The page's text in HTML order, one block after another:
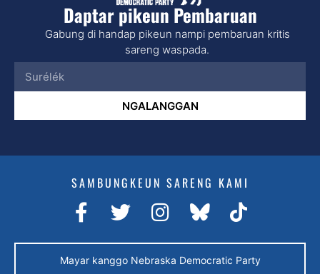
Daptar pikeun Pembaruan
Gabung di handap pikeun nampi pembaruan kritis
sareng waspada.
NGALANGGAN
SAMBUNGKEUN SARENG KAMI
Mayar kanggo Nebraska Democratic Party